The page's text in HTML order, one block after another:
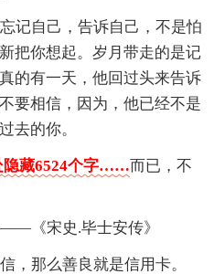
记自己，告诉自己，不是怕
把你想起。岁月带走的是记
的有一天，他回过头来告诉
要相信，因为，他已经不是
去的你。
藏6524个字……而已，不
《宋史.毕士安传》
，那么善良就是信用卡。